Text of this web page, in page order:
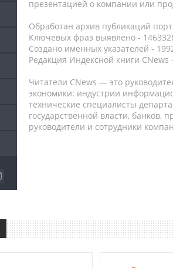
презентацией о компании или
Обработан архив публикаций
Ключевых фраз выявлено -
Создано именных указателей -
Редакция Индексной книги CNews -
Читатели CNews — это
экономики: индустрии
технические специалисты
государственной власти,
руководители и сотрудники